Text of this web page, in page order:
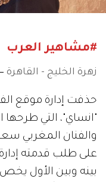
#مشاهير العرب
زهرة الخليج - القاهرة
حذفت إدارة موقع
"انساي"، التي
والفنان المغربي
على طلب قدمته
بينه وبين الأول يخص